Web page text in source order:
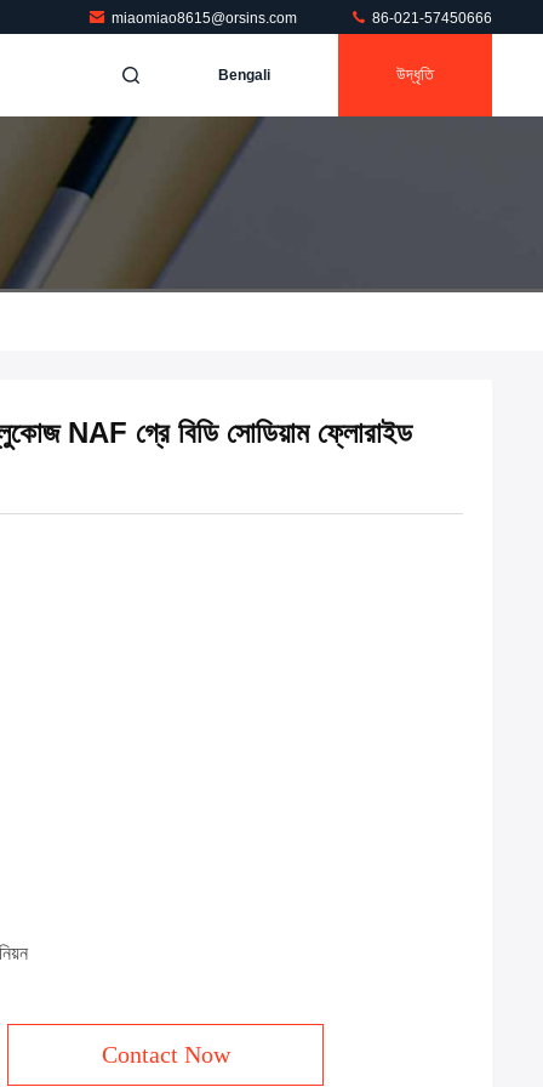
miaomiao8615@orsins.com 86-021-57450666
Bengali উদ্ধৃতি
NAF গ্রে বিডি সোডিয়াম ফ্লোরাইড
Contact Now